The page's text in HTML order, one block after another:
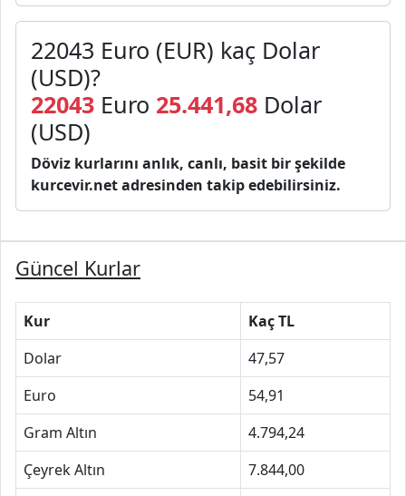
22043 Euro (EUR) kaç Dolar
(USD)?
22043 Euro 25.441,68 Dolar
(USD)
Döviz kurlarını anlık, canlı, basit bir şekilde
kurcevir.net adresinden takip edebilirsiniz.
Güncel Kurlar
Kur
Kaç TL
Dolar
47,57
Euro
54,91
Gram Altın
4.794,24
Çeyrek Altın
7.844,00